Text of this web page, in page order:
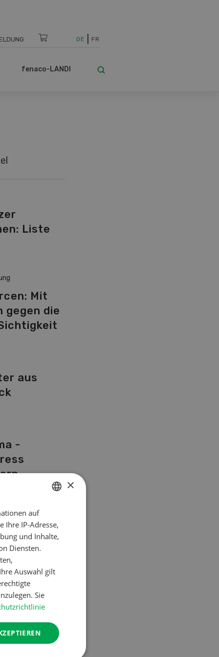
DE FR
fenaco-LANDI
Liste
Mit
gegen die
aus
-
26
FRENCH
×
auf
Ihre IP-Adresse,
und Inhalte,
Diensten.
Auswahl gilt
Sie